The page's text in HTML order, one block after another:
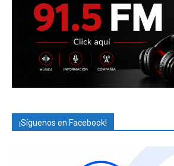
¡Síguenos en Facebook!